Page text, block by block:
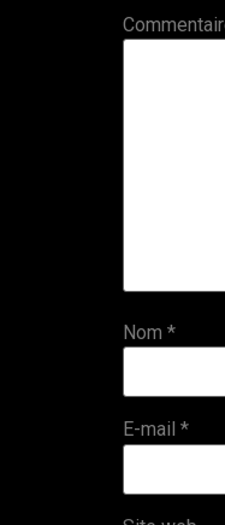
Nom *
E-mail *